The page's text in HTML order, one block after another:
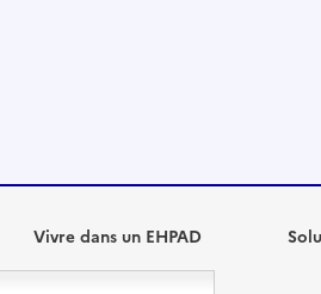
Vivre dans un EHPAD